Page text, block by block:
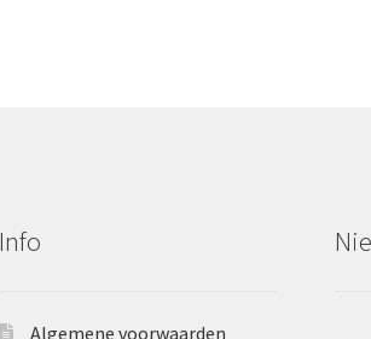
Info
Algemene voorwaarden